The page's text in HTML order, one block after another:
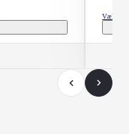
Vælg bil